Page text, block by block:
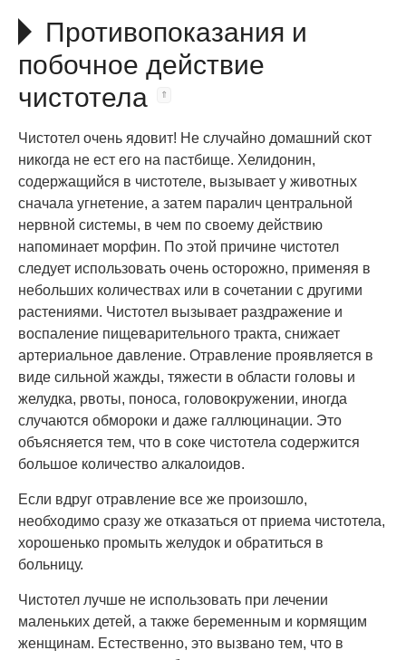
Противопоказания и
побочное действие
чистотела
Чистотел очень ядовит! Не случайно домашний скот
никогда не ест его на пастбище. Хелидонин,
содержащийся в чистотеле, вызывает у животных
сначала угнетение, а затем паралич центральной
нервной системы, в чем по своему действию
напоминает морфин. По этой причине чистотел
следует использовать очень осторожно, применяя в
небольших количествах или в сочетании с другими
растениями. Чистотел вызывает раздражение и
воспаление пищеварительного тракта, снижает
артериальное давление. Отравление проявляется в
виде сильной жажды, тяжести в области головы и
желудка, рвоты, поноса, головокружении, иногда
случаются обмороки и даже галлюцинации. Это
объясняется тем, что в соке чистотела содержится
большое количество алкалоидов.
Если вдруг отравление все же произошло,
необходимо сразу же отказаться от приема чистотела,
хорошенько промыть желудок и обратиться в
больницу.
Чистотел лучше не использовать при лечении
маленьких детей, а также беременным и кормящим
женщинам. Естественно, это вызвано тем, что в